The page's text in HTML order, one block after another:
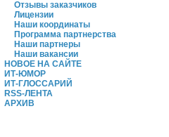
Отзывы заказчиков
Лицензии
Наши координаты
Программа партнерства
Наши партнеры
Наши вакансии
НОВОЕ НА САЙТЕ
ИТ-ЮМОР
ИТ-ГЛОССАРИЙ
RSS-ЛЕНТА
АРХИВ